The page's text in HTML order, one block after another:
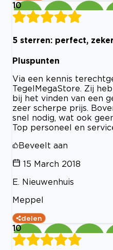
10
5 sterren: perfect,
Pluspunten
Via een kennis
TegelMegaStore. Zij
bij het vinden van een
zeer scherpe prijs.
snel nodig, wat ook
Top personeel en
Beveelt aan
15 March 2018
E. Nieuwenhuis
Meppel
delen
10